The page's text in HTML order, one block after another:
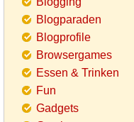
Blogparaden
Blogprofile
Browsergames
Essen & Trinken
Fun
Gadgets